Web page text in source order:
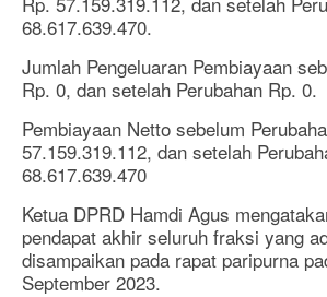
68.617.639.470.
Jumlah Pengeluaran Pembiayaan
Rp. 0, dan setelah Perubahan Rp. 0.
Pembiayaan Netto sebelum
57.159.319.112, dan setelah
68.617.639.470
Ketua DPRD Hamdi Agus
pendapat akhir seluruh fraksi yang
disampaikan pada rapat paripurna
September 2023.